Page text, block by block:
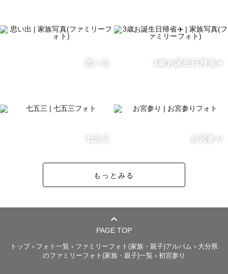
思い出 3歳お誕生日帰省✈️
七五三 お宮参り
もっとみる
PAGE TOP
トップ › フォト一覧 › ファミリーフォト(家族・親子)アルバム › 大分県
のファミリーフォト(家族・親子)一覧 › 初宮参り